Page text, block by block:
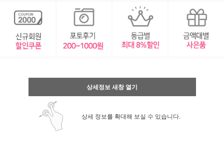
상세정보 새창 열기
상세 정보를 확대해 보실 수 있습니다.